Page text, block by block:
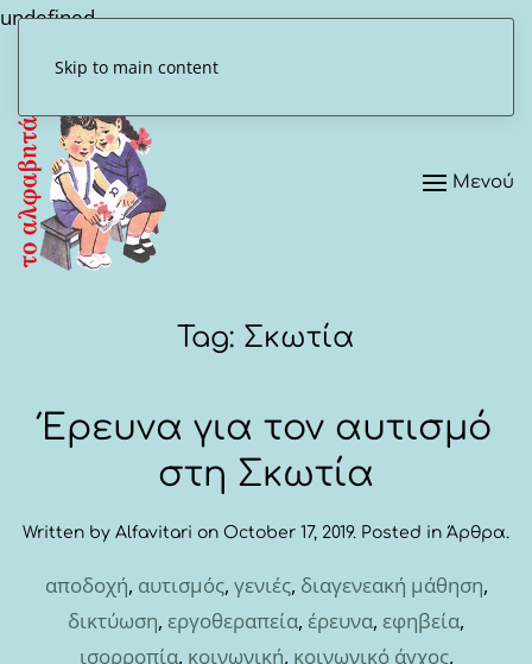
undefined
Skip to main content
Μενού
Tag: Σκωτία
Έρευνα για τον αυτισμό
στη Σκωτία
Written by Alfavitari on October 17, 2019. Posted in Άρθρα.
αποδοχή, αυτισμός, γενιές, διαγενεακή μάθηση,
δικτύωση, εργοθεραπεία, έρευνα, εφηβεία,
ισορροπία, κοινωνική, κοινωνικό άγχος,